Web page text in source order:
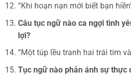
“Khi hoạn nạn mới biết bạn
Câu tục ngữ nào ca ngợi tình
lợi?
“Một túp lều tranh hai trái tim
Tục ngữ nào phản ánh sự thực